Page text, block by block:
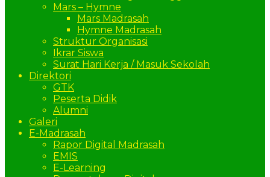
Mars – Hymne
Mars Madrasah
Hymne Madrasah
Struktur Organisasi
Ikrar Siswa
Surat Hari Kerja / Masuk Sekolah
Direktori
GTK
Peserta Didik
Alumni
Galeri
E-Madrasah
Rapor Digital Madrasah
EMIS
E-Learning